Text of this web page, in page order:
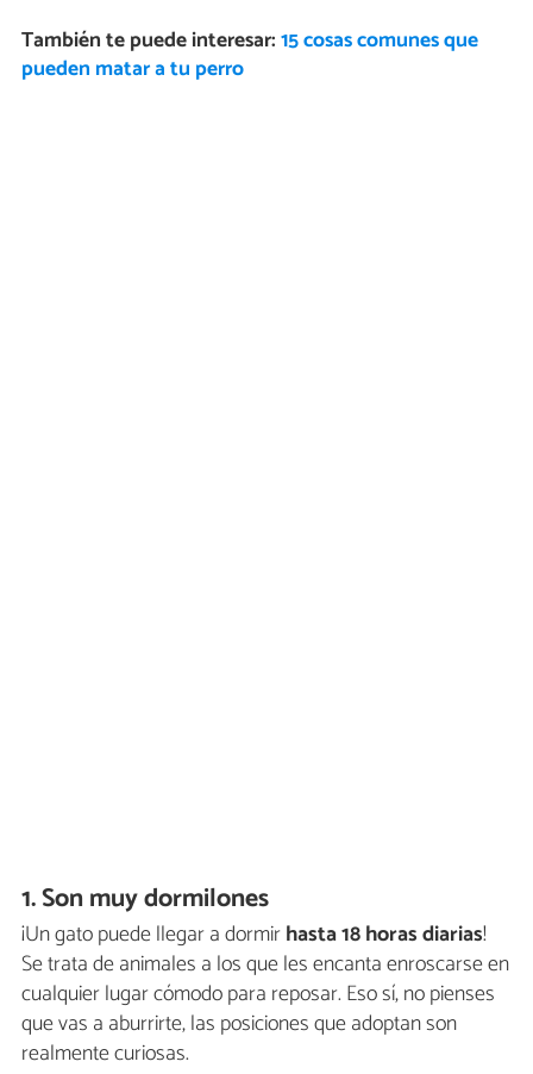
También te puede interesar:15 cosas comunes que
pueden matar a tu perro
1. Son muy dormilones
¡Un gato puede llegar a dormirhasta 18 horas diarias!
Se trata de animales a los que les encanta enroscarse en
cualquier lugar cómodo para reposar. Eso sí, no pienses
que vas a aburrirte, las posiciones que adoptan son
realmente curiosas.